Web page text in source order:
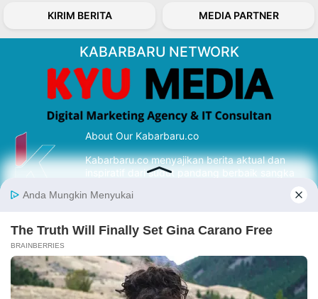
KIRIM BERITA MEDIA PARTNER
KABARBARU NETWORK
About Our Kabarbaru.co
Kabarbaru.co menyajikan berita aktual dan
inspiratif dari sudut pandang berbaik sangka